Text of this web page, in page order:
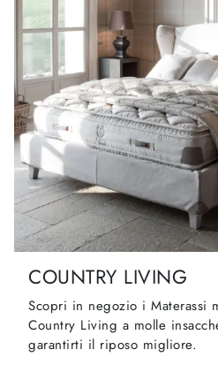
COUNTRY LIVING
Scopri in negozio i Materassi
Country Living a molle
garantirti il riposo migliore.